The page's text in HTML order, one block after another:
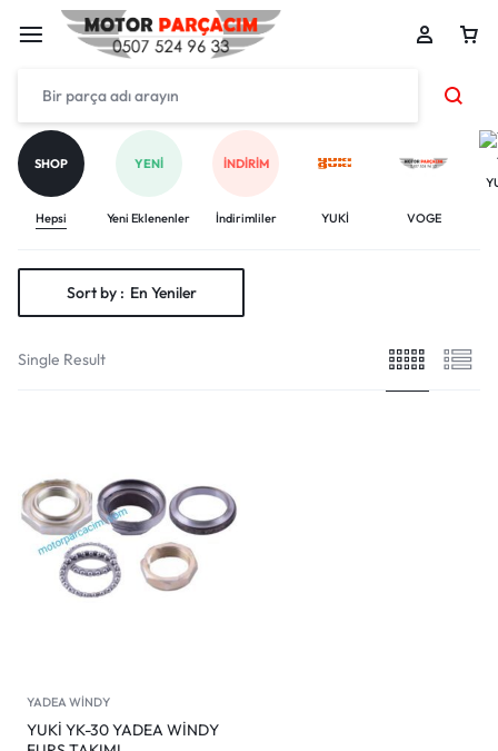
SHOP
Hepsi
YENI
Yeni Eklenenler
İNDIRIM
İndirimliler YUKİ VOGE
Sort by : En Yeniler
Single Result
YADEA WİNDY
YUKİ YK-30 YADEA WİNDY